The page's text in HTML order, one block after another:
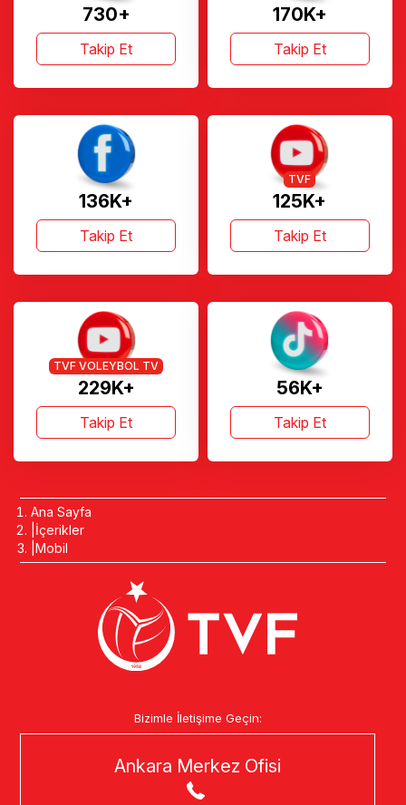
730+
Takip Et
170K+
Takip Et
136K+
Takip Et
125K+
TVF
Takip Et
229K+
TVF VOLEYBOL TV
Takip Et
56K+
Takip Et
Ana Sayfa
İçerikler
Mobil
Bizimle İletişime Geçin:
Ankara Merkez Ofisi